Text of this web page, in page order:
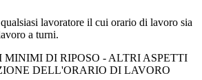
lavoratore il cui orario di lavoro sia
a turni.
MINIMI DI RIPOSO - ALTRI ASPETTI
DELL'ORARIO DI LAVORO